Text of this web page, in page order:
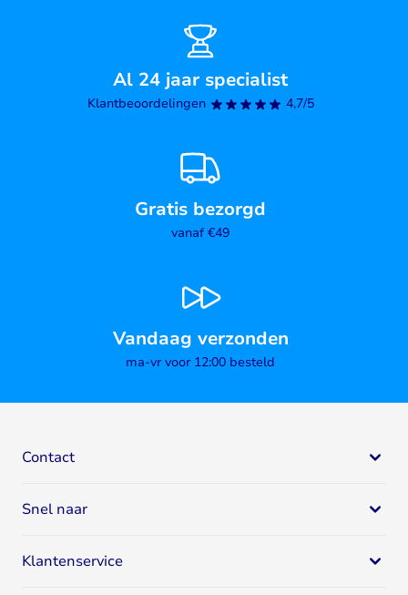
Al 24 jaar specialist
Klantbeoordelingen 4,7/5
Gratis bezorgd
vanaf €49
Vandaag verzonden
ma-vr voor 12:00 besteld
Contact
Mail: klantenservice@bodystore.nl
Specialist in gezondheid en fitness
Snel naar
Eiwitshakes
Klantenservice